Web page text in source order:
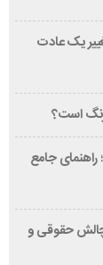
یک عادت
رنگ است؟
جامع
حقوقی و